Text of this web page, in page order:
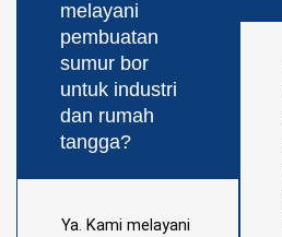
melayani
pembuatan
sumur bor
untuk industri
dan rumah
tangga?
Ya. Kami melayani